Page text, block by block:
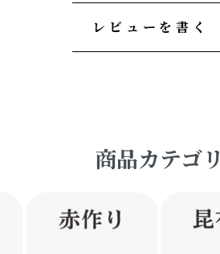
レビューを書く
商品カテゴリ